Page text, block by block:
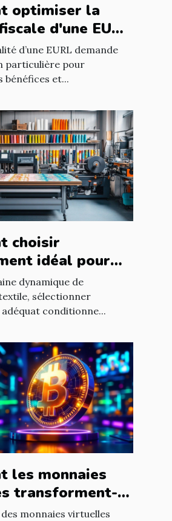
optimiser la
d'une EURL
d’une EURL demande
particulière pour
bénéfices et...
choisir
idéal pour
d'impression
dynamique de
sélectionner
adéquat conditionne...
les monnaies
transforment-
en ligne ?
des monnaies virtuelles